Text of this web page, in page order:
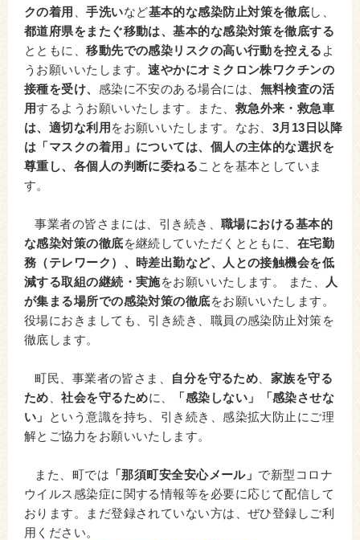
クの着用
、手洗いなど基本的な感染防止対策を徹底し、
都道府県をまたぐ移動は、基本的な感染対策を徹底する
とともに、移動先での感染リスクの高い行動を控える よ
うお願いいたします。速やかにオミクロン株ワクチンの
接種を受け、 感染に不安のある場合には、 無料検査の活
用するようお願いいたします。また、救急外来・救急車
は、適切な利用 をお願いいたします。なお、 3月13日以降
は「マスクの着用」については、個人の主体的な選択を
尊重し、各個人の判断に委ねることを基本としていま
す。
事業者の皆さまには、引き続き、職場における基本的
な感染対策の徹底を継続していただくとともに、 在宅勤
務（テレワーク）、時差出勤など、人との接触機会を低
減する取組の継続・実施をお願いいたします。 また、
人
が集まる場所での感染対策の徹底をお願いいたします。
役場におきましても、引き続き、職員の感染防止対策を
徹底します。
町民、事業者の皆さま、 自分を守るため
家族を守る
ため 、社会を守るために、
「感染しない」「感染させな
い」
という意識を持ち、引き続き、感染拡大防止にご理
解とご協力をお願いいたします。
また、町では 「那須町安全安心メール」 で新型コロナ
ウイルス感染症に関する情報等を必要に応じて配信して
おります。まだ登録されていない方は、ぜひ登録しご利
用ください。